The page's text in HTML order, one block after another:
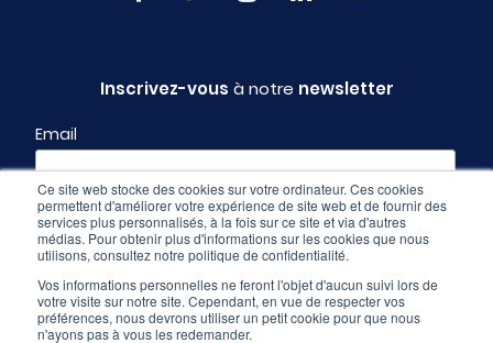
Ce site web stocke des cookies sur votre ordinateur. Ces cookies
permettent d'améliorer votre expérience de site web et de fournir des
services plus personnalisés, à la fois sur ce site et via d'autres
médias. Pour obtenir plus d'informations sur les cookies que nous
utilisons, consultez notre politique de confidentialité.
Vos informations personnelles ne feront l'objet d'aucun suivi lors de
votre visite sur notre site. Cependant, en vue de respecter vos
préférences, nous devrons utiliser un petit cookie pour que nous
n'ayons pas à vous les redemander.
Inscrivez-vous à notre newsletter
Email
Profil